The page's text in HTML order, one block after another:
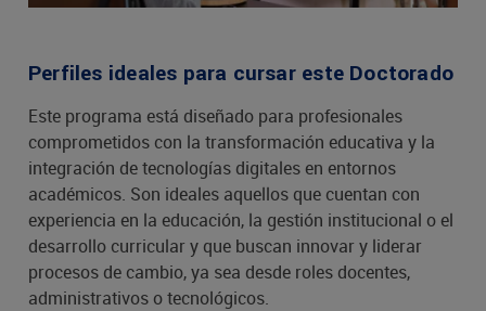
Perfiles ideales para cursar este Doctorado
Este programa está diseñado para profesionales
comprometidos con la transformación educativa y la
integración de tecnologías digitales en entornos
académicos. Son ideales aquellos que cuentan con
experiencia en la educación, la gestión institucional o el
desarrollo curricular y que buscan innovar y liderar
procesos de cambio, ya sea desde roles docentes,
administrativos o tecnológicos.